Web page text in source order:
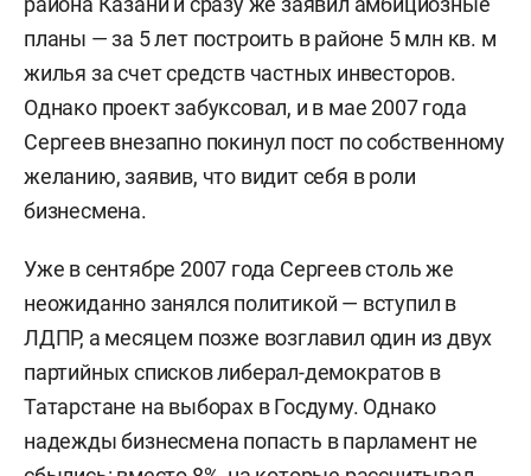
планы — за 5 лет построить в районе 5 млн кв. м
жилья за счет средств частных инвесторов.
Однако проект забуксовал, и в мае 2007 года
Сергеев внезапно покинул пост по собственному
желанию, заявив, что видит себя в роли
бизнесмена.
Уже в сентябре 2007 года Сергеев столь же
неожиданно занялся политикой — вступил в
ЛДПР, а месяцем позже возглавил один из двух
партийных списков либерал-демократов в
Татарстане на выборах в Госдуму. Однако
надежды бизнесмена попасть в парламент не